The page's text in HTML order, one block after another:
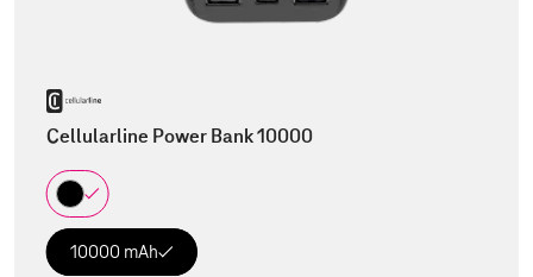
Cellularline Power Bank 10000
10000 mAh